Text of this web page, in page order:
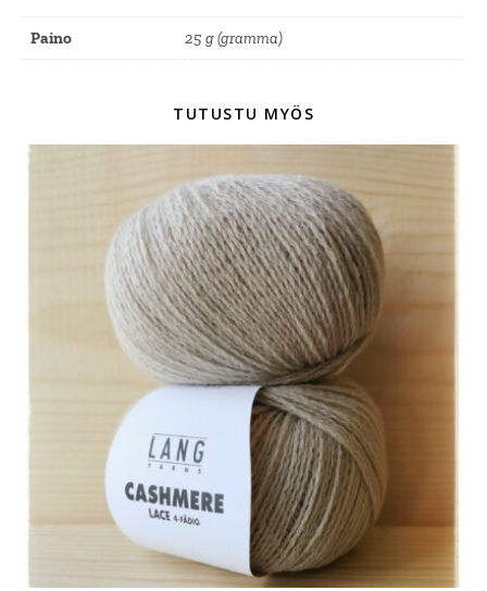
Paino 25 g (gramma)
TUTUSTU MYÖS